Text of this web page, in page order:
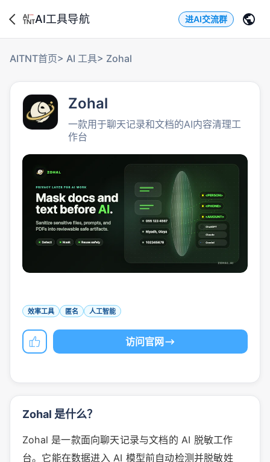
AI工具导航 进AI交流群
AITNT首页> AI 工具> Zohal
Zohal
一款用于聊天记录和文档的AI内容清理工
作台
效率工具 匿名 人工智能
访问官网
Zohal 是什么？
Zohal 是一款面向聊天记录与文档的 AI 脱敏工作
台。它能在数据进入 AI 模型前自动检测并脱敏姓